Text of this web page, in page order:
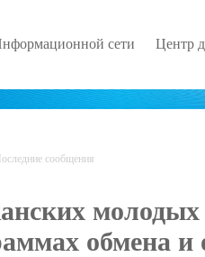
сети Центр
сообщения
молодых
обмена и